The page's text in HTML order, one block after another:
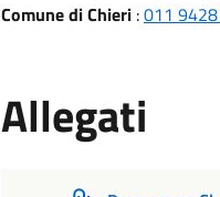
Comune di Chieri:011
Allegati